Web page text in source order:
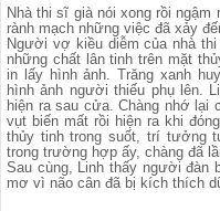
Nhà thi sĩ già nói xong rồi ngậm
rành mạch những việc đã xảy
Người vợ kiều diễm của nhà
những chất lân tinh trên mặt
in lấy hình ảnh. Trăng xanh
hình ảnh người thiếu phụ lên.
hiện ra sau cửa. Chàng nhớ
vụt biến mất rồi hiện ra khi
thủy tinh trong suốt, trí tưởng
trong trường hợp ấy, chàng đã
Sau cùng, Linh thấy người đàn
mơ vì não cân đã bị kích thích